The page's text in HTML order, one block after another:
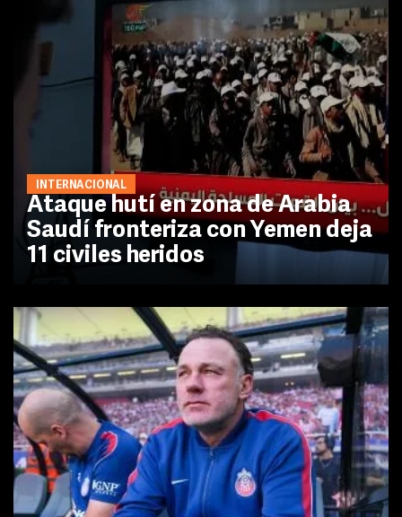
INTERNACIONAL
Ataque hutí en zona de Arabia
Saudí fronteriza con Yemen deja
11 civiles heridos